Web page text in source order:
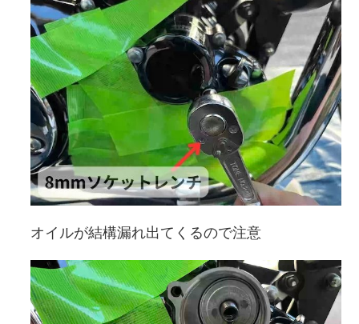
オイルが結構漏れ出てくるので注意